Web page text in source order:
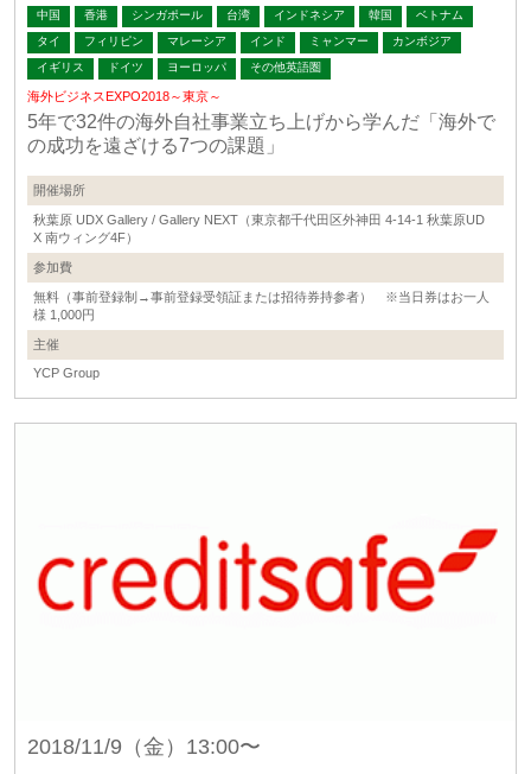
中国 香港 シンガポール 台湾 インドネシア 韓国
ベトナム
タイ
フィリピン マレーシア インド ミャンマー
カンボジア
イギリス
ドイツ ヨーロッパ その他英語圏
海外ビジネスEXPO2018～東京～
5年で32件の海外自社事業立ち上げから学んだ「海外で
の成功を遠ざける7つの課題」
開催場所
秋葉原 UDX Gallery / Gallery NEXT（東京都千代田区外神田 4-14-1 秋葉原UD
X 南ウィング4F）
参加費
無料（事前登録制→事前登録受領証または招待券持参者） ※当日券はお一人
様 1,000円
主催
YCP Group
2018/11/9（金）13:00〜